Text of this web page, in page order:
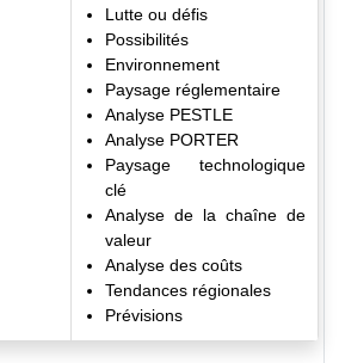
Lutte ou défis
Possibilités
Environnement
Paysage réglementaire
Analyse PESTLE
Analyse PORTER
Paysage technologique
clé
Analyse de la chaîne de
valeur
Analyse des coûts
Tendances régionales
Prévisions